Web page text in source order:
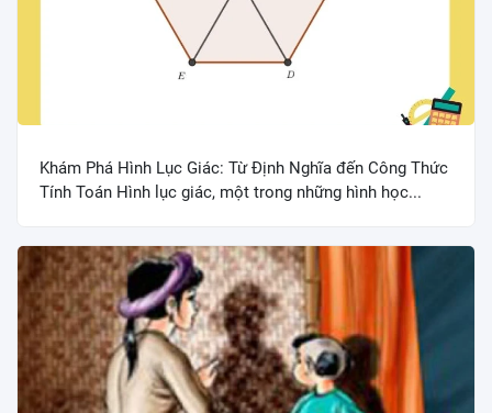
Khám Phá Hình Lục Giác: Từ Định Nghĩa đến Công Thức
Tính Toán Hình lục giác, một trong những hình học...